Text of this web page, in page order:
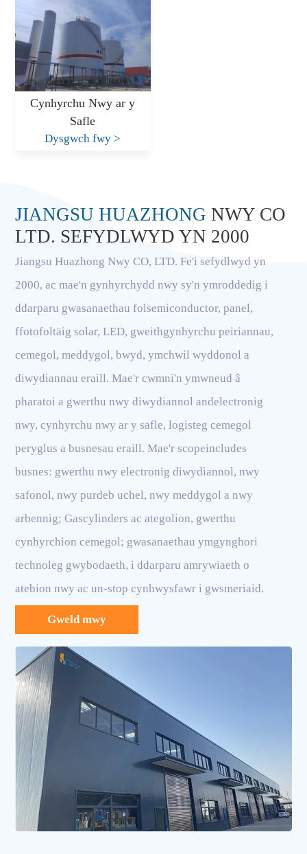
Cynhyrchu Nwy ar y
Safle
Dysgwch fwy>
JIANGSU HUAZHONG NWY CO
LTD. SEFYDLWYD YN 2000
Jiangsu Huazhong Nwy CO, LTD. Fe'i sefydlwyd yn
2000, ac mae'n gynhyrchydd nwy sy'n ymroddedig i
ddarparu gwasanaethau folsemiconductor, panel,
ffotofoltäig solar, LED, gweithgynhyrchu peiriannau,
cemegol, meddygol, bwyd, ymchwil wyddonol a
diwydiannau eraill. Mae'r cwmni'n ymwneud â
pharatoi a gwerthu nwy diwydiannol andelectronig
nwy, cynhyrchu nwy ar y safle, logisteg cemegol
peryglus a busnesau eraill. Mae'r scopeincludes
busnes: gwerthu nwy electronig diwydiannol, nwy
safonol, nwy purdeb uchel, nwy meddygol a nwy
arbennig; Gascylinders ac ategolion, gwerthu
cynhyrchion cemegol; gwasanaethau ymgynghori
technoleg gwybodaeth, i ddarparu amrywiaeth o
atebion nwy ac un-stop cynhwysfawr i gwsmeriaid.
Gweld mwy